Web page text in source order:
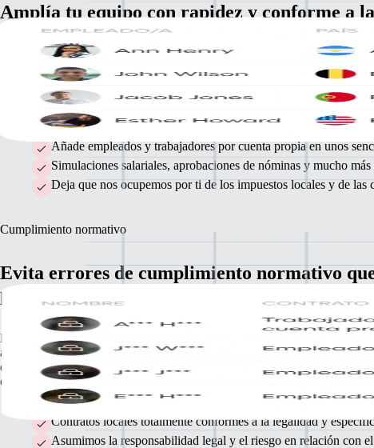
Amplía tu equipo con rapidez y conforme a la
legalidad
Nuestra plataforma todo en uno facilita la integración y el pago a tus
trabajadores por cuenta propia y empleados internacionales para que puedas
centrarte en cumplir tu misión.
Añade empleados y trabajadores por cuenta propia en unos
Simulaciones salariales, aprobaciones de nóminas y mucho
Deja que nos ocupemos por ti de los impuestos locales y de las
Cumplimiento normativo
Evita errores de cumplimiento normativo
pueden salirte caros
Hay muchos problemas que te pueden quitar el sueño; tener que anticiparte
a los incesantes cambios de las normativas locales no debería ser uno de
ellos. Al trabajar con nosotros, te beneficias de nuestros expertos jurídicos y
en RR. HH. en todos los países.
Contratos locales totalmente conformes a la legalidad y
Asumimos la responsabilidad legal y el riesgo en relación con